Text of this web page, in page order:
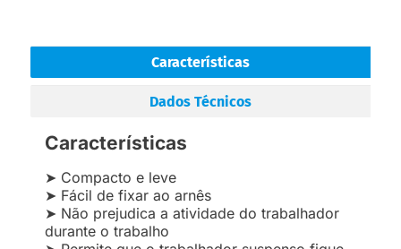
Características
Dados Técnicos
Características
➤ Compacto e leve
➤ Fácil de fixar ao arnês
➤ Não prejudica a atividade do trabalhador
durante o trabalho